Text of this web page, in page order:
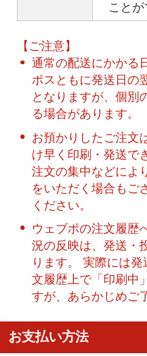
ことが
【ご注意】
通常の配送にかかる
ポスともに発送日の
となりますが、個別
る場合があります。
お預かりしたご注文
け早く印刷・発送で
注文の集中などによ
をいただく場合もご
ください。
ウェブポの注文履歴
況の反映は、発送・
ります。 実際には
文履歴上で「印刷中
すが、あらかじめご
お支払い方法